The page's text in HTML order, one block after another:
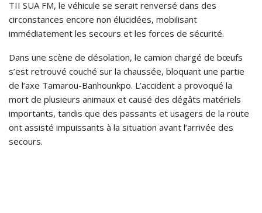
TII SUA FM, le véhicule se serait renversé dans des
circonstances encore non élucidées, mobilisant
immédiatement les secours et les forces de sécurité.
Dans une scène de désolation, le camion chargé de bœufs
s’est retrouvé couché sur la chaussée, bloquant une partie
de l’axe Tamarou-Banhounkpo. L’accident a provoqué la
mort de plusieurs animaux et causé des dégâts matériels
importants, tandis que des passants et usagers de la route
ont assisté impuissants à la situation avant l’arrivée des
secours.